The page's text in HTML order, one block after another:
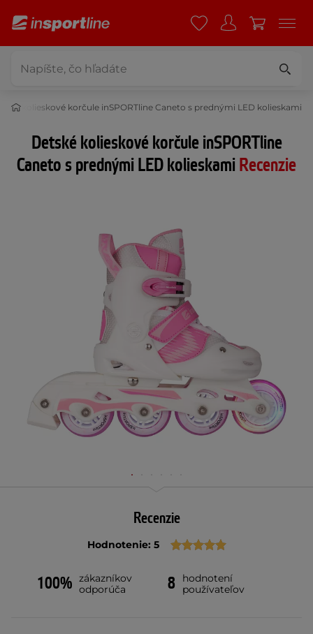
kolieskové korčule inSPORTline Caneto s prednými LED kolieskami
Detské kolieskové korčule inSPORTline
Caneto s prednými LED kolieskamiRecenzie
Recenzie
Hodnotenie: 5
100% zákazníkov
odporúča
8
hodnotení
používateľov